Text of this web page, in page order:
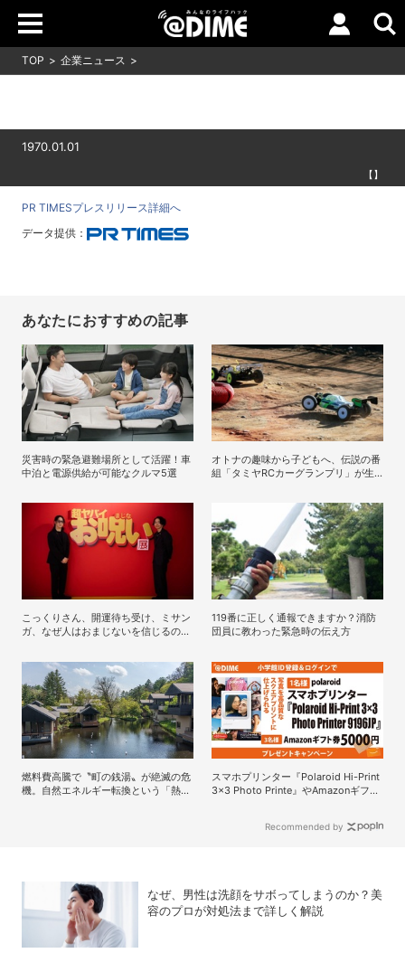
TOP 企業ニュース
1970.01.01
【】
PR TIMESプレスリリース詳細へ
データ提供：
あなたにおすすめの記事
災害時の緊急避難場所として活躍！車
中泊と電源供給が可能なクルマ5選
オトナの趣味から子どもへ、伝説の番
組「タミヤRCカーグランプリ」が生
こっくりさん、開運待ち受け、ミサン
ガ、なぜ人はおまじないを信じるの
119番に正しく通報できますか？消防
団員に教わった緊急時の伝え方
燃料費高騰で〝町の銭湯〟が絶滅の危
機。自然エネルギー転換という「熱い
スマホプリンター『Polaroid Hi-Print
3×3 Photo Printe』やAmazonギフト
Recommended by
なぜ、男性は洗顔をサボってしまうのか？美
容のプロが対処法まで詳しく解説